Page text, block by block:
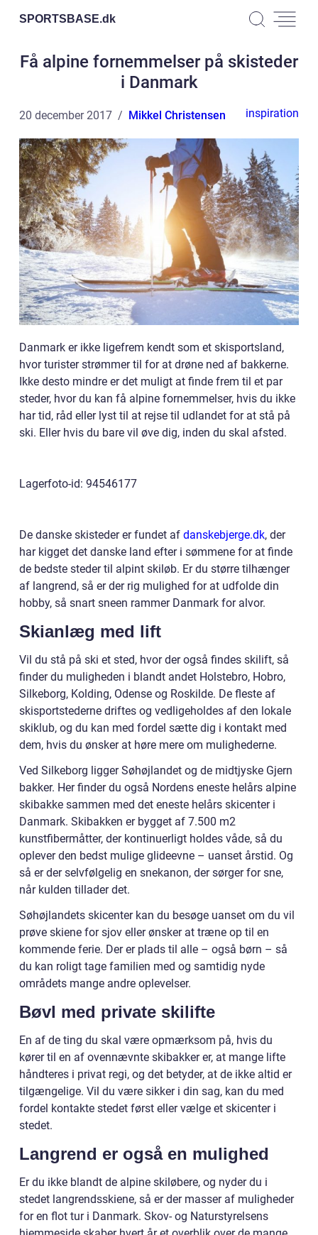
SPORTSBASE.dk
Få alpine fornemmelser på skisteder
i Danmark
20 december 2017 Mikkel Christensen inspiration
Danmark er ikke ligefrem kendt som et skisportsland,
hvor turister strømmer til for at drøne ned af bakkerne.
Ikke desto mindre er det muligt at finde frem til et par
steder, hvor du kan få alpine fornemmelser, hvis du ikke
har tid, råd eller lyst til at rejse til udlandet for at stå på
ski. Eller hvis du bare vil øve dig, inden du skal afsted.
Lagerfoto-id: 94546177
De danske skisteder er fundet af danskebjerge.dk, der
har kigget det danske land efter i sømmene for at finde
de bedste steder til alpint skiløb. Er du større tilhænger
af langrend, så er der rig mulighed for at udfolde din
hobby, så snart sneen rammer Danmark for alvor.
Skianlæg med lift
Vil du stå på ski et sted, hvor der også findes skilift, så
finder du muligheden i blandt andet Holstebro, Hobro,
Silkeborg, Kolding, Odense og Roskilde. De fleste af
skisportstederne driftes og vedligeholdes af den lokale
skiklub, og du kan med fordel sætte dig i kontakt med
dem, hvis du ønsker at høre mere om mulighederne.
Ved Silkeborg ligger Søhøjlandet og de midtjyske Gjern
bakker. Her finder du også Nordens eneste helårs alpine
skibakke sammen med det eneste helårs skicenter i
Danmark. Skibakken er bygget af 7.500 m2
kunstfibermåtter, der kontinuerligt holdes våde, så du
oplever den bedst mulige glideevne – uanset årstid. Og
så er der selvfølgelig en snekanon, der sørger for sne,
når kulden tillader det.
Søhøjlandets skicenter kan du besøge uanset om du vil
prøve skiene for sjov eller ønsker at træne op til en
kommende ferie. Der er plads til alle – også børn – så
du kan roligt tage familien med og samtidig nyde
områdets mange andre oplevelser.
Bøvl med private skilifte
En af de ting du skal være opmærksom på, hvis du
kører til en af ovennævnte skibakker er, at mange lifte
håndteres i privat regi, og det betyder, at de ikke altid er
tilgængelige. Vil du være sikker i din sag, kan du med
fordel kontakte stedet først eller vælge et skicenter i
stedet.
Langrend er også en mulighed
Er du ikke blandt de alpine skiløbere, og nyder du i
stedet langrendsskiene, så er der masser af muligheder
for en flot tur i Danmark. Skov- og Naturstyrelsens